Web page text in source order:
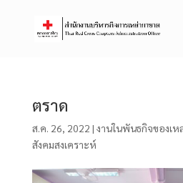
ตราด
ส.ค. 26, 2022 | งานในพันธกิจของเห
สังคมสงเคราะห์